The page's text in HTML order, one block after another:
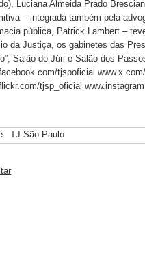
Luciana Almeida Prado
– integrada também pela
pública, Patrick Lambert –
da Justiça, os gabinetes das
Salão do Júri e Salão dos
tjspoficial
tjsp_oficial
TJ São Paulo